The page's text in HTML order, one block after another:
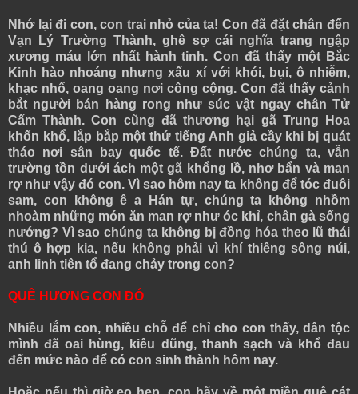
Nhớ lại đi con, con trai nhỏ của ta! Con đã đặt chân đến
Vạn Lý Trường Thành, ghê sợ cái nghĩa trang ngập
xương máu lớn nhất hành tinh. Con đã thấy một Bắc
Kinh hào nhoáng nhưng xấu xí với khói, bụi, ô nhiễm,
khạc nhổ, oang oang nơi công cộng. Con đã thấy cảnh
bắt người bán hàng rong như súc vật ngay chân Tử
Cấm Thành. Con cũng đã thương hại gã Trung Hoa
khốn khổ, lắp bắp một thứ tiếng Anh giả cầy khi bị quát
tháo nơi sân bay quốc tế. Đất nước chúng ta, vẫn
trường tồn dưới ách một gã khổng lồ, nhơ bẩn và man
rợ như vậy đó con. Vì sao hôm nay ta không để tóc đuôi
sam, con không ê a Hán tự, chúng ta không nhồm
nhoàm những món ăn man rợ như óc khỉ, chân gà sống
nướng? Vì sao chúng ta không bị đồng hóa theo lũ thái
thú ô hợp kia, nếu không phải vì khí thiêng sông núi,
anh linh tiên tổ đang chảy trong con?
QUÊ HƯƠNG CON ĐÓ
Nhiều lắm con, nhiều chỗ để chỉ cho con thấy, dân tộc
mình đã oai hùng, kiêu dũng, thanh sạch và khổ đau
đến mức nào để có con sinh thành hôm nay.